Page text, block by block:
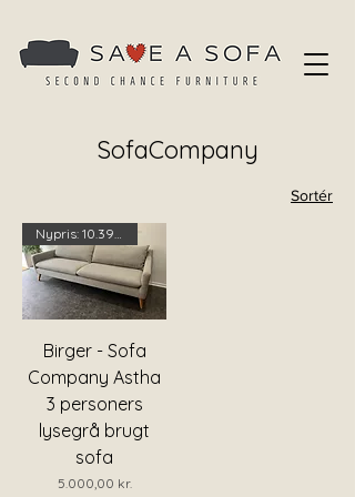
SofaCompany
Sortér
Nypris: 10.398 kr. - Spar 52 %
Birger - Sofa
Company Astha
3 personers
lysegrå brugt
sofa
Pris
5.000,00 kr.